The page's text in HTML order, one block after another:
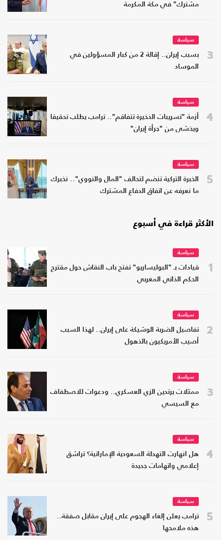
مشترك" في مكة المكرمة
3
سياسة
بسبب إيران.. إقالة 2 من كبار المسؤولين في
الموساد
4
سياسة
أزمة "تسريبات الذخيرة تتفاقم".. ترامب يطلب تحقيقا
ويخشى من "جرأة إيران"
5
سياسة
الخبرة التركية تنضم لتحالف "المال والنووي".. نخبرك
ما نعرفه عن اتفاق الدفاع المشترك
الأكثر قراءة في أسبوع
1
سياسة
قيادات بـ "البوليساريو" تفتح باب النقاش حول مقترح
الحكم الذاتي المغربي
2
سياسة
تفاصيل الضربة الوشيكة على إيران.. لهذا السبب
أصيب الأمريكيون بالذهول
3
سياسة
ممثلات يرتدين الزي العسكري.. ودعوات للاصطفاف
مع السيسي
4
سياسة
هل انهارت التهدئة السعودية الإماراتية؟ تراشق
إعلامي واتهامات جديدة
5
سياسة
ترامب يعلن إلغاء الهجوم على إيران مقابل صفقة..
هذه ملامحها